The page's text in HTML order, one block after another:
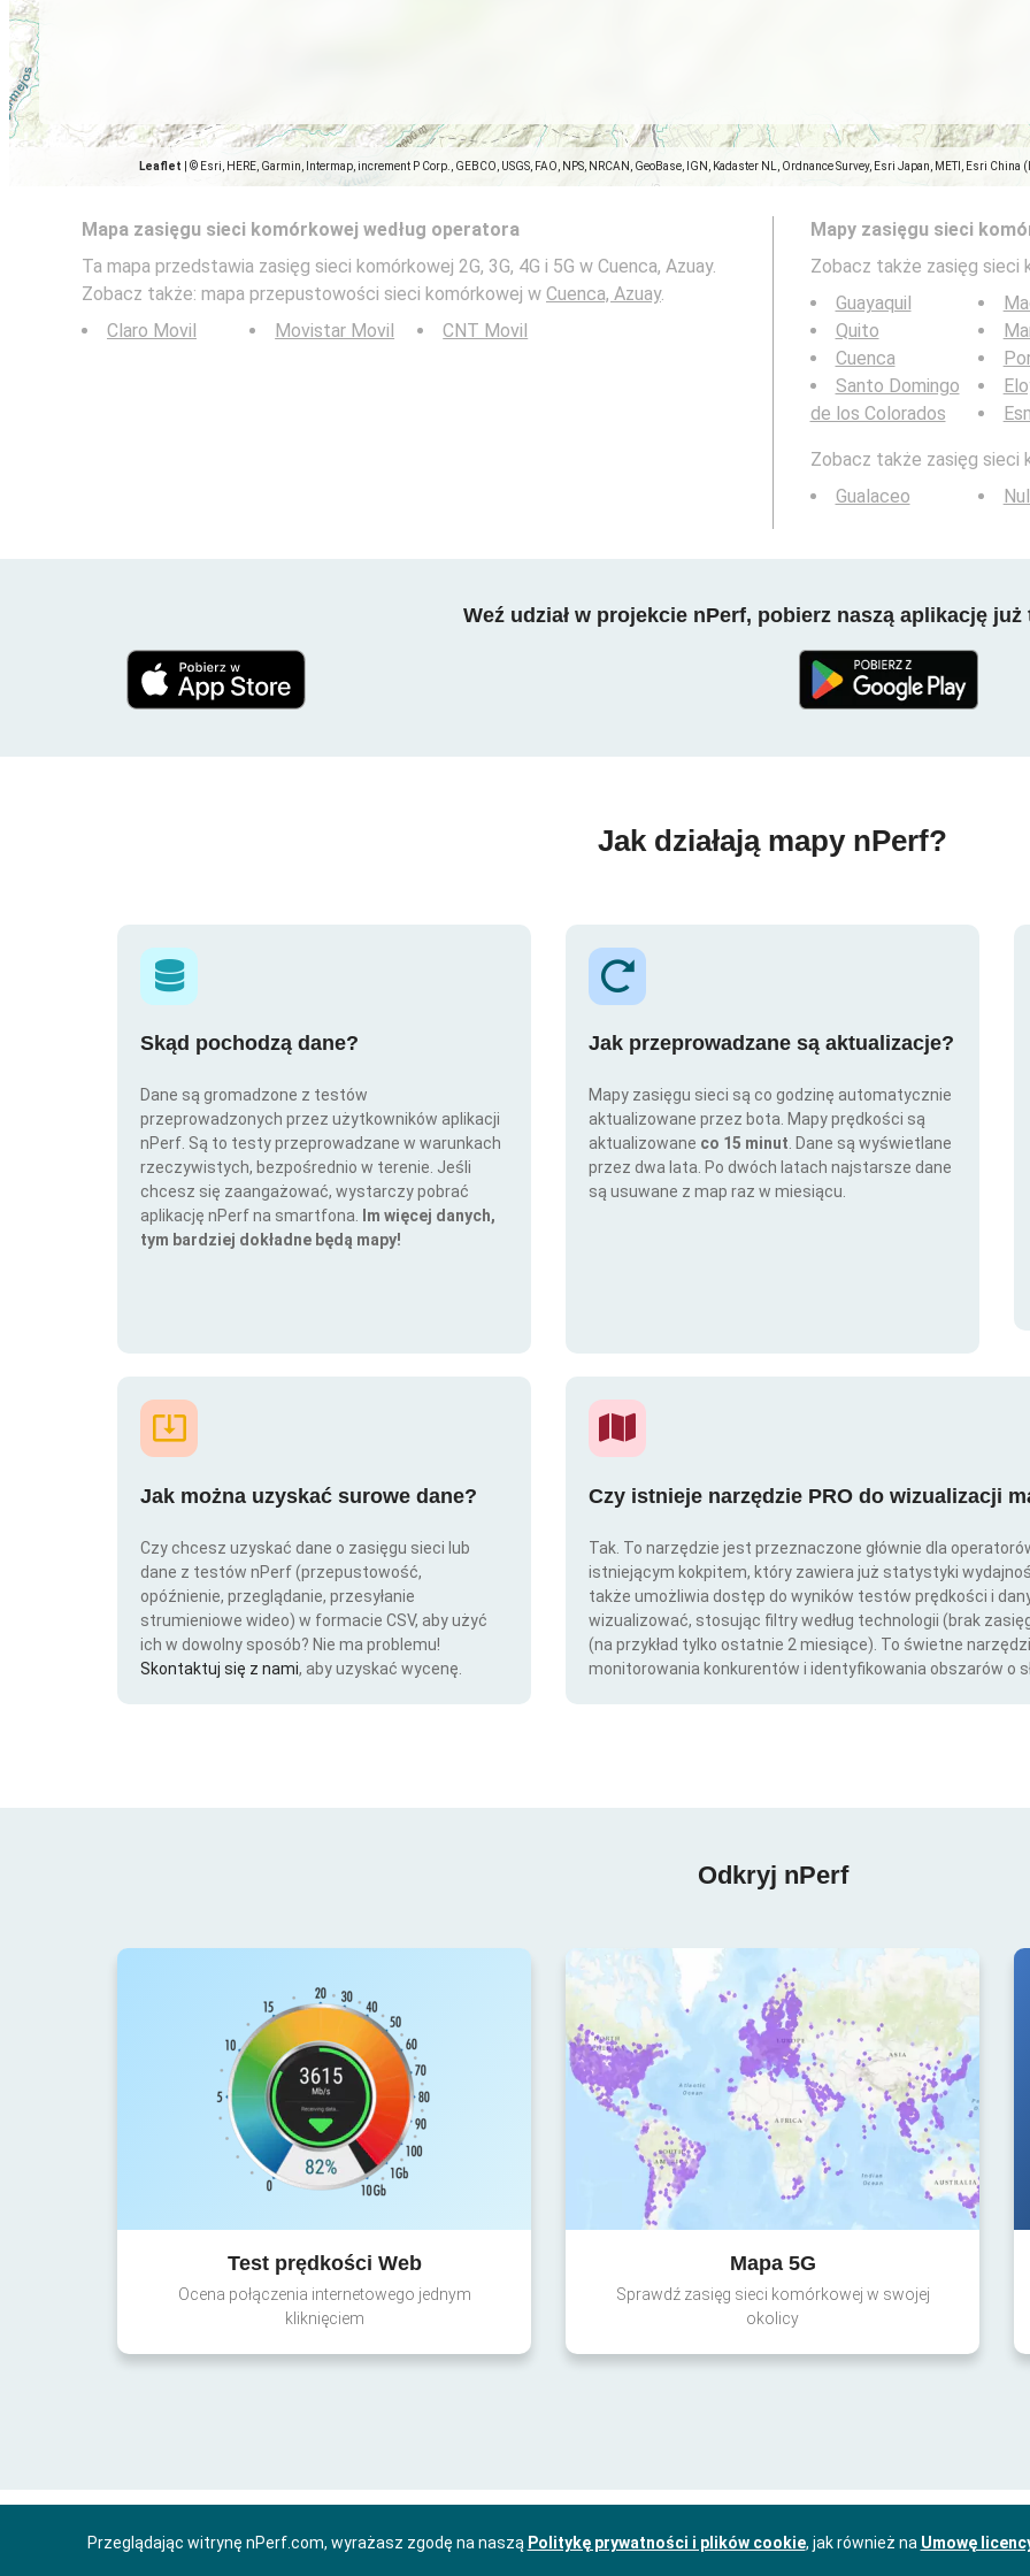
Leaflet © Esri, HERE, Garmin, Intermap, increment P Corp., GEBCO, USGS, FAO, NPS, NRCAN, GeoBase, IGN, Kadaster NL, Ordnance Survey, Esri Japan, METI, Esri
Mapa zasięgu sieci komórkowej według operatora
Ta mapa przedstawia zasięg sieci komórkowej 2G, 3G, 4G i 5G w Cuenca, Azuay.
Zobacz także: mapa przepustowości sieci komórkowej w Cuenca, Azuay.
Claro Movil
Movistar Movil CNT Movil
Mapy zasięgu sieci
Zobacz także zasięg sieci
Guayaquil
Quito
Cuenca
Santo Domingo
de los Colorados
Zobacz także zasięg sieci
Gualaceo
Weź udział w projekcie nPerf, pobierz naszą aplikację już
Jak działają mapy nPerf?
Skąd pochodzą dane?
Dane są gromadzone z testów
przeprowadzonych przez użytkowników aplikacji
nPerf. Są to testy przeprowadzane w warunkach
rzeczywistych, bezpośrednio w terenie. Jeśli
chcesz się zaangażować, wystarczy pobrać
aplikację nPerf na smartfona.
Im więcej danych,
tym bardziej dokładne będą mapy!
Jak przeprowadzane są aktualizacje?
Mapy zasięgu sieci są co godzinę automatycznie
aktualizowane przez bota. Mapy prędkości są
aktualizowane co 15 minut . Dane są wyświetlane
przez dwa lata. Po dwóch latach najstarsze dane
są usuwane z map raz w miesiącu.
Jak można uzyskać surowe dane?
Czy chcesz uzyskać dane o zasięgu sieci lub
dane z testów nPerf (przepustowość,
opóźnienie, przeglądanie, przesyłanie
strumieniowe wideo) w formacie CSV, aby użyć
ich w dowolny sposób? Nie ma problemu!
Skontaktuj się z nami, aby uzyskać wycenę.
Czy istnieje narzędzie PRO do wizualizacji
Tak. To narzędzie jest przeznaczone głównie dla
istniejącym kokpitem, który zawiera już statystyki
także umożliwia dostęp do wyników testów prędkości i
wizualizować, stosując filtry według technologii (brak
(na przykład tylko ostatnie 2 miesiące). To świetne
monitorowania konkurentów i identyfikowania obszarów o
Odkryj nPerf
Test prędkości Web
Ocena połączenia internetowego jednym
kliknięciem
Mapa 5G
Sprawdź zasięg sieci komórkowej w swojej
okolicy
Przeglądając witrynę nPerf.com, wyrażasz zgodę na naszą Politykę prywatności i plików cookie, jak również na Umowę